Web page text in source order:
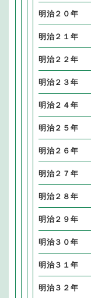
明治２０年
明治２１年
明治２２年
明治２３年
明治２４年
明治２５年
明治２６年
明治２７年
明治２８年
明治２９年
明治３０年
明治３１年
明治３２年